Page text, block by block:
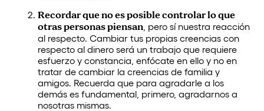
Recordar que no es posible controlar lo que
otras personas piensan , pero sí nuestra reacción
al respecto. Cambiar tus propias creencias con
respecto al dinero será un trabajo que requiere
esfuerzo y constancia, enfócate en ello y no en
tratar de cambiar la creencias de familia y
amigos. Recuerda que para agradarle a los
demás es fundamental, primero, agradarnos a
nosotras mismas.